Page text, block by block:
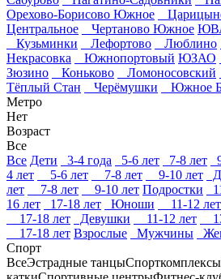
Орехово-Борисово Южное
Центральное
Чертаново Южное
Кузьминки
Лефортово Люблино
Некрасовка
Южнопортовый ЮЗАО
Зюзино
Коньково Ломоносовский
Тёплый Стан
Черёмушки Южное
Метро
Нет
Возраст
Все
Все Дети 3-4 года 5-6 лет 7-8 лет
4 лет
5-6 лет 7-8 лет 9-10 лет
лет
7-8 лет 9-10 лет Подростки
16 лет
17-18 лет Юноши 11-12 лет
17-18 лет
Девушки 11-12 лет
17-18 лет Взрослые Мужчины
Спорт
ВсеЭстрадные танцыСпорткомплексы